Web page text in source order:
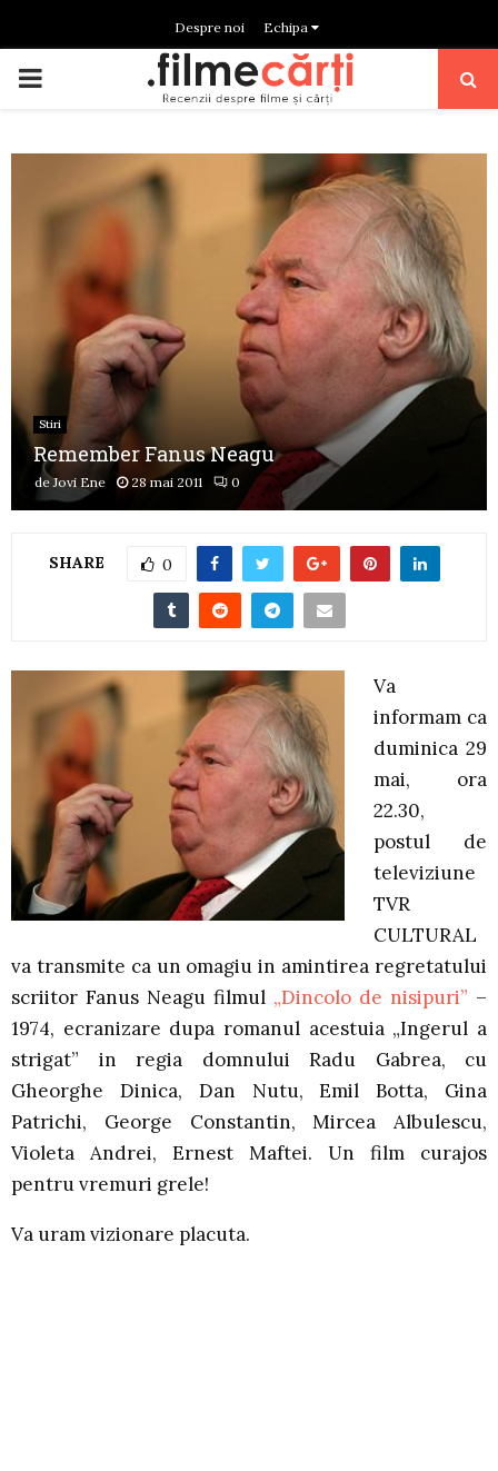
Despre noi Echipa
PRIMARY
Stiri
Remember Fanus Neagu
deJovi Ene 28 mai 2011 0
SHARE 0
Va
informam ca
duminica 29
mai, ora
22.30,
postul de
televiziune
TVR
CULTURAL
va transmite ca un omagiu in amintirea regretatului
scriitor Fanus Neagu filmul „Dincolo de nisipuri” –
1974, ecranizare dupa romanul acestuia „Ingerul a
strigat” in regia domnului Radu Gabrea, cu
Gheorghe Dinica, Dan Nutu, Emil Botta, Gina
Patrichi, George Constantin, Mircea Albulescu,
Violeta Andrei, Ernest Maftei. Un film curajos
pentru vremuri grele!
Va uram vizionare placuta.